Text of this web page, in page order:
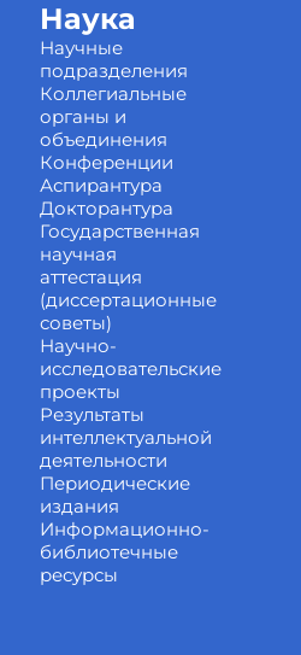
Наука
Научные
подразделения
Коллегиальные
органы и
объединения
Конференции
Аспирантура
Докторантура
Государственная
научная
аттестация
(диссертационные
советы)
Научно-
исследовательские
проекты
Результаты
интеллектуальной
деятельности
Периодические
издания
Информационно-
библиотечные
ресурсы